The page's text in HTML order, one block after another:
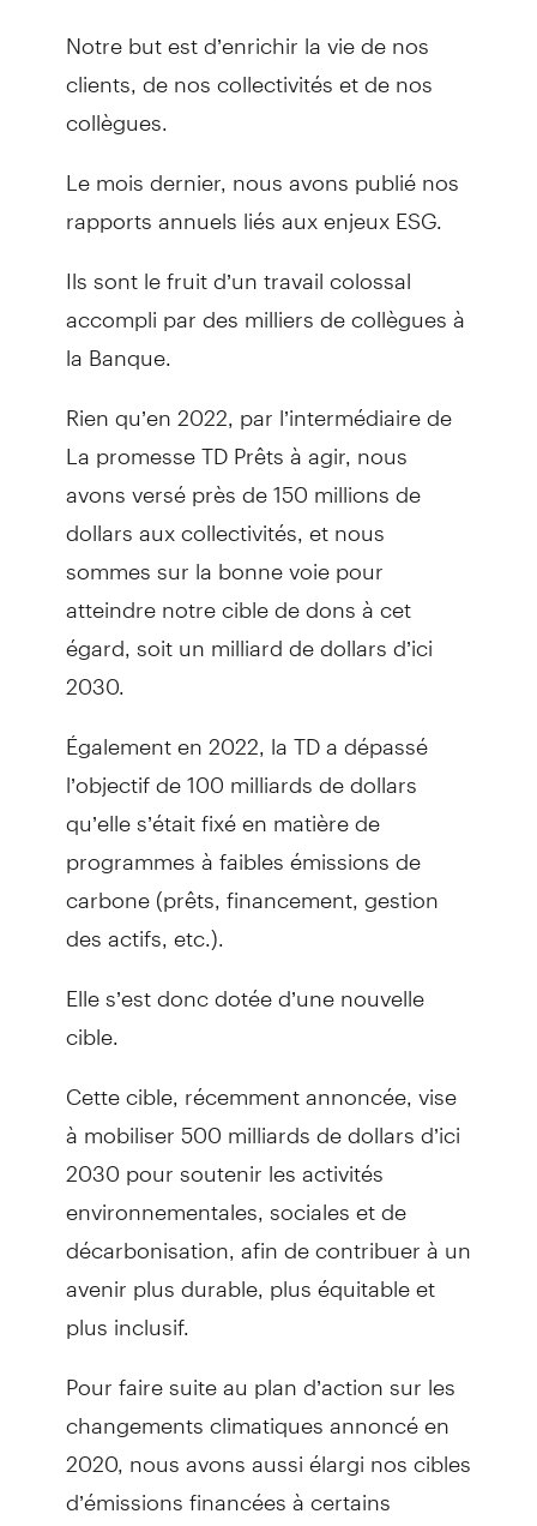
Notre but est d’enrichir la vie de nos
clients, de nos collectivités et de nos
collègues.
Le mois dernier, nous avons publié nos
rapports annuels liés aux enjeux ESG.
Ils sont le fruit d’un travail colossal
accompli par des milliers de collègues à
la Banque.
Rien qu’en 2022, par l’intermédiaire de
La promesse TD Prêts à agir, nous
avons versé près de 150 millions de
dollars aux collectivités, et nous
sommes sur la bonne voie pour
atteindre notre cible de dons à cet
égard, soit un milliard de dollars d’ici
2030.
Également en 2022, la TD a dépassé
l’objectif de 100 milliards de dollars
qu’elle s’était fixé en matière de
programmes à faibles émissions de
carbone (prêts, financement, gestion
des actifs, etc.).
Elle s’est donc dotée d’une nouvelle
cible.
Cette cible, récemment annoncée, vise
à mobiliser 500 milliards de dollars d’ici
2030 pour soutenir les activités
environnementales, sociales et de
décarbonisation, afin de contribuer à un
avenir plus durable, plus équitable et
plus inclusif.
Pour faire suite au plan d’action sur les
changements climatiques annoncé en
2020, nous avons aussi élargi nos cibles
d’émissions financées à certains